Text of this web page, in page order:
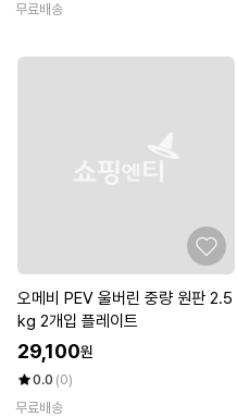
무료배송
오메비 PEV 울버린 중량 원판 2.5
kg 2개입 플레이트
29,100원
0.0 (0)
무료배송